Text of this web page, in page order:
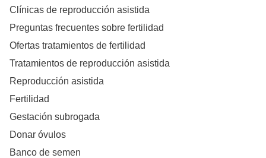
Clínicas de reproducción asistida
Preguntas frecuentes sobre fertilidad
Ofertas tratamientos de fertilidad
Tratamientos de reproducción asistida
Reproducción asistida
Fertilidad
Gestación subrogada
Donar óvulos
Banco de semen